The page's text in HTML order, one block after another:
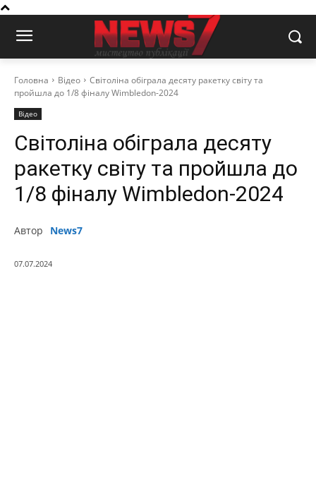
Головна Відео
Світоліна обіграла десяту ракетку світу та
пройшла до 1/8 фіналу Wimbledon-2024
Відео
Світоліна обіграла десяту
ракетку світу та пройшла до
1/8 фіналу Wimbledon-2024
Автор News7
07.07.2024